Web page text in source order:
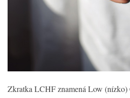
Zkratka LCHF znamená Low (nízko)